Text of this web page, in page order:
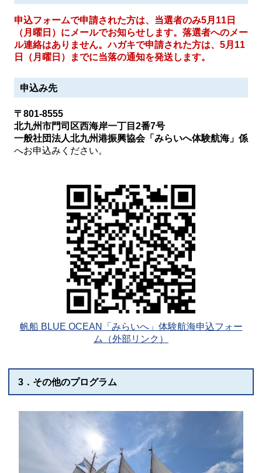
申込フォームで申請された方は、当選者のみ5月11日
（月曜日）にメールでお知らせします。落選者へのメー
ル連絡はありません。ハガキで申請された方は、5月11
日（月曜日）までに当落の通知を発送します。
申込み先
〒801-8555
北九州市門司区西海岸一丁目2番7号
一般社団法人北九州港振興協会「みらいへ体験航海」係
へお申込みください。
帆船 BLUE OCEAN「みらいへ」体験航海申込フォー
ム（外部リンク）
3．その他のプログラム